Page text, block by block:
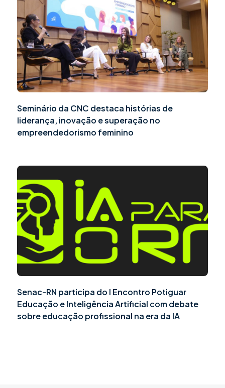
Seminário da CNC destaca histórias de
liderança, inovação e superação no
empreendedorismo feminino
Senac-RN participa do I Encontro Potiguar
Educação e Inteligência Artificial com debate
sobre educação profissional na era da IA